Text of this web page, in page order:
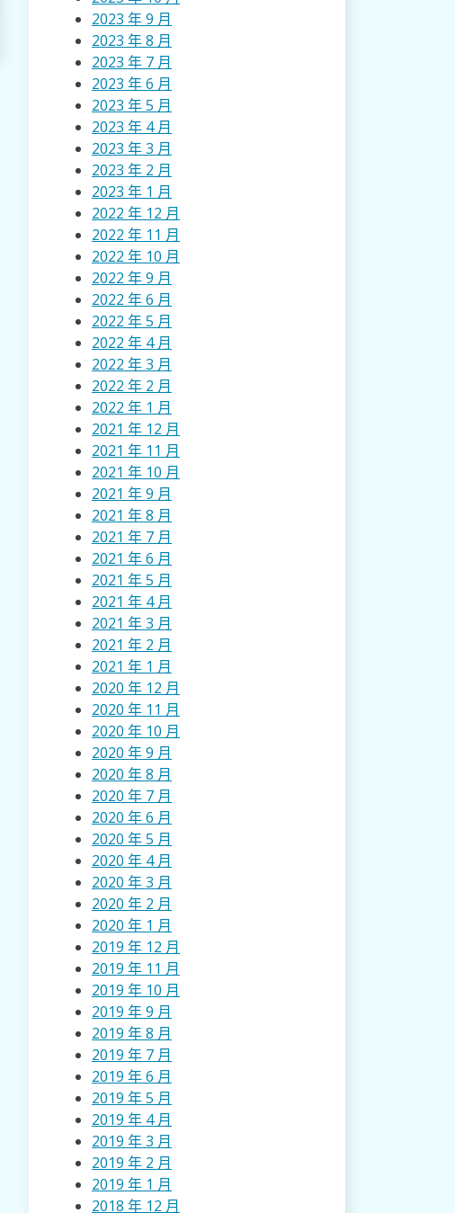
2023 年 9 月
2023 年 8 月
2023 年 7 月
2023 年 6 月
2023 年 5 月
2023 年 4 月
2023 年 3 月
2023 年 2 月
2023 年 1 月
2022 年 12 月
2022 年 11 月
2022 年 10 月
2022 年 9 月
2022 年 6 月
2022 年 5 月
2022 年 4 月
2022 年 3 月
2022 年 2 月
2022 年 1 月
2021 年 12 月
2021 年 11 月
2021 年 10 月
2021 年 9 月
2021 年 8 月
2021 年 7 月
2021 年 6 月
2021 年 5 月
2021 年 4 月
2021 年 3 月
2021 年 2 月
2021 年 1 月
2020 年 12 月
2020 年 11 月
2020 年 10 月
2020 年 9 月
2020 年 8 月
2020 年 7 月
2020 年 6 月
2020 年 5 月
2020 年 4 月
2020 年 3 月
2020 年 2 月
2020 年 1 月
2019 年 12 月
2019 年 11 月
2019 年 10 月
2019 年 9 月
2019 年 8 月
2019 年 7 月
2019 年 6 月
2019 年 5 月
2019 年 4 月
2019 年 3 月
2019 年 2 月
2019 年 1 月
2018 年 12 月